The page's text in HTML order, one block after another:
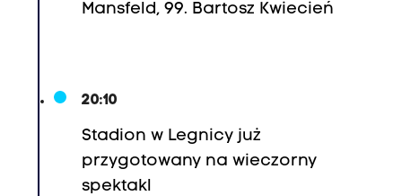
Mansfeld, 99. Bartosz Kwiecień
20:10
Stadion w Legnicy już
przygotowany na wieczorny
spektakl